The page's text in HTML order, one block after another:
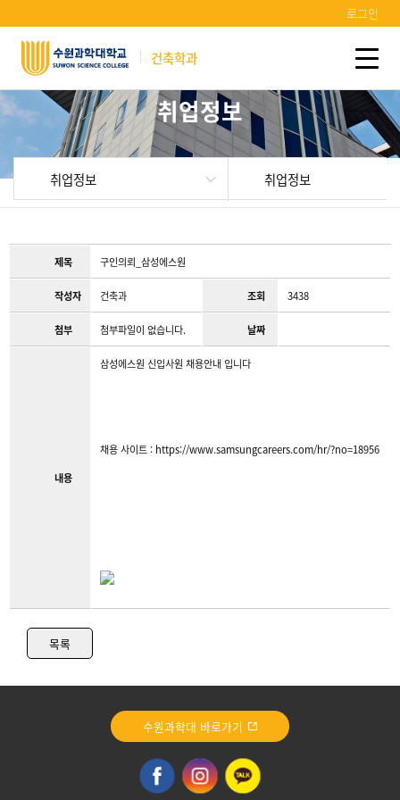
로그인
건축학과
취업정보
취업정보 취업정보
제목 구인의뢰_삼성에스원
작성자 건축과 조회 3438
첨부 첨부파일이 없습니다. 날짜
내용
삼성에스원 신입사원 채용안내 입니다
채용 사이트 : https://www.samsungcareers.com/hr/?no=18956
목록
수원과학대 바로가기